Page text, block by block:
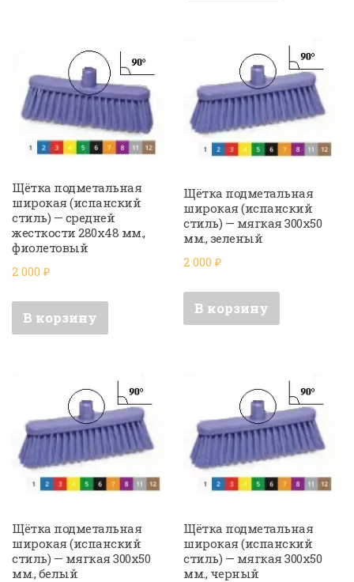
Щётка подметальная
широкая (испанский
стиль) — средней
жесткости 280х48 мм.,
фиолетовый
2 000 ₽
В корзину
Щётка подметальная
широкая (испанский
стиль) — мягкая 300х50
мм., зеленый
2 000₽
В корзину
Щётка подметальная
широкая (испанский
стиль) — мягкая 300х50
мм., белый
Щётка подметальная
широкая (испанский
стиль) — мягкая 300х50
мм., черный